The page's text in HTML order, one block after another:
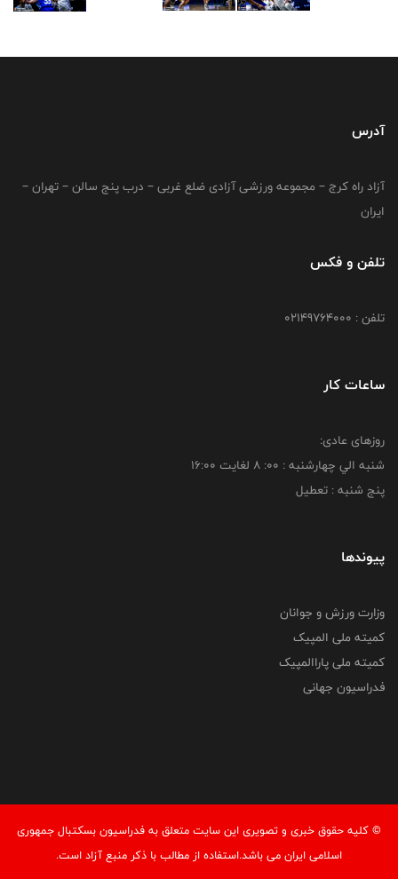
آدرس
آزاد راه کرج – مجموعه ورزشی آزادی ضلع غربی – درب پنج سالن – تهران –
ایران
تلفن و فکس
تلفن : 02149764000
ساعات کار
روزهای عادی:
شنبه الي چهارشنبه : 00: 8 لغايت 16:00
پنج شنبه : تعطیل
پیوندها
وزارت ورزش و جوانان
کمیته ملی المپیک
کمیته ملی پاراالمپیک
فدراسیون جهانی
© کليه حقوق خبری و تصويری اين سايت متعلق به فدراسیون بسکتبال جمهوری
اسلامی ایران می باشد.استفاده از مطالب با ذكر منبع آزاد است.